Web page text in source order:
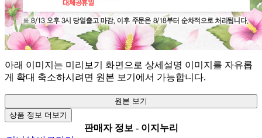
아래 이미지는 미리보기 화면으로 상세설명 이미지를 자유롭
게 확대 축소하시려면 원본 보기에서 가능합니다.
원본 보기
상품 정보 더보기
판매자 정보 - 이지누리